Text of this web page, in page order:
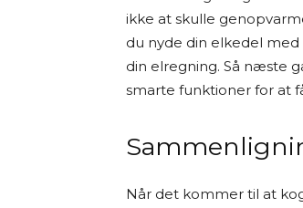
ikke at skulle
du nyde din elkedel
din elregning. Så næste
smarte funktioner for at
Når det kommer til at